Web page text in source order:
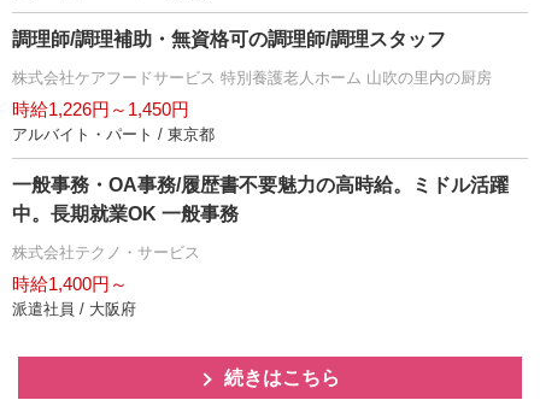
調理師/調理補助・無資格可の調理師/調理スタッフ
株式会社ケアフードサービス 特別養護老人ホーム 山吹の里内の厨房
時給1,226円～1,450円
アルバイト・パート / 東京都
一般事務・OA事務/履歴書不要魅力の高時給。ミドル活躍
中。長期就業OK 一般事務
株式会社テクノ・サービス
時給1,400円～
派遣社員 / 大阪府
続きはこちら